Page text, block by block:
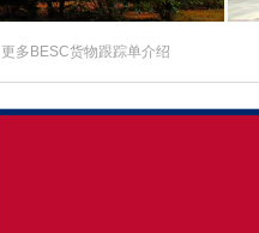
更多BESC货物跟踪单介绍